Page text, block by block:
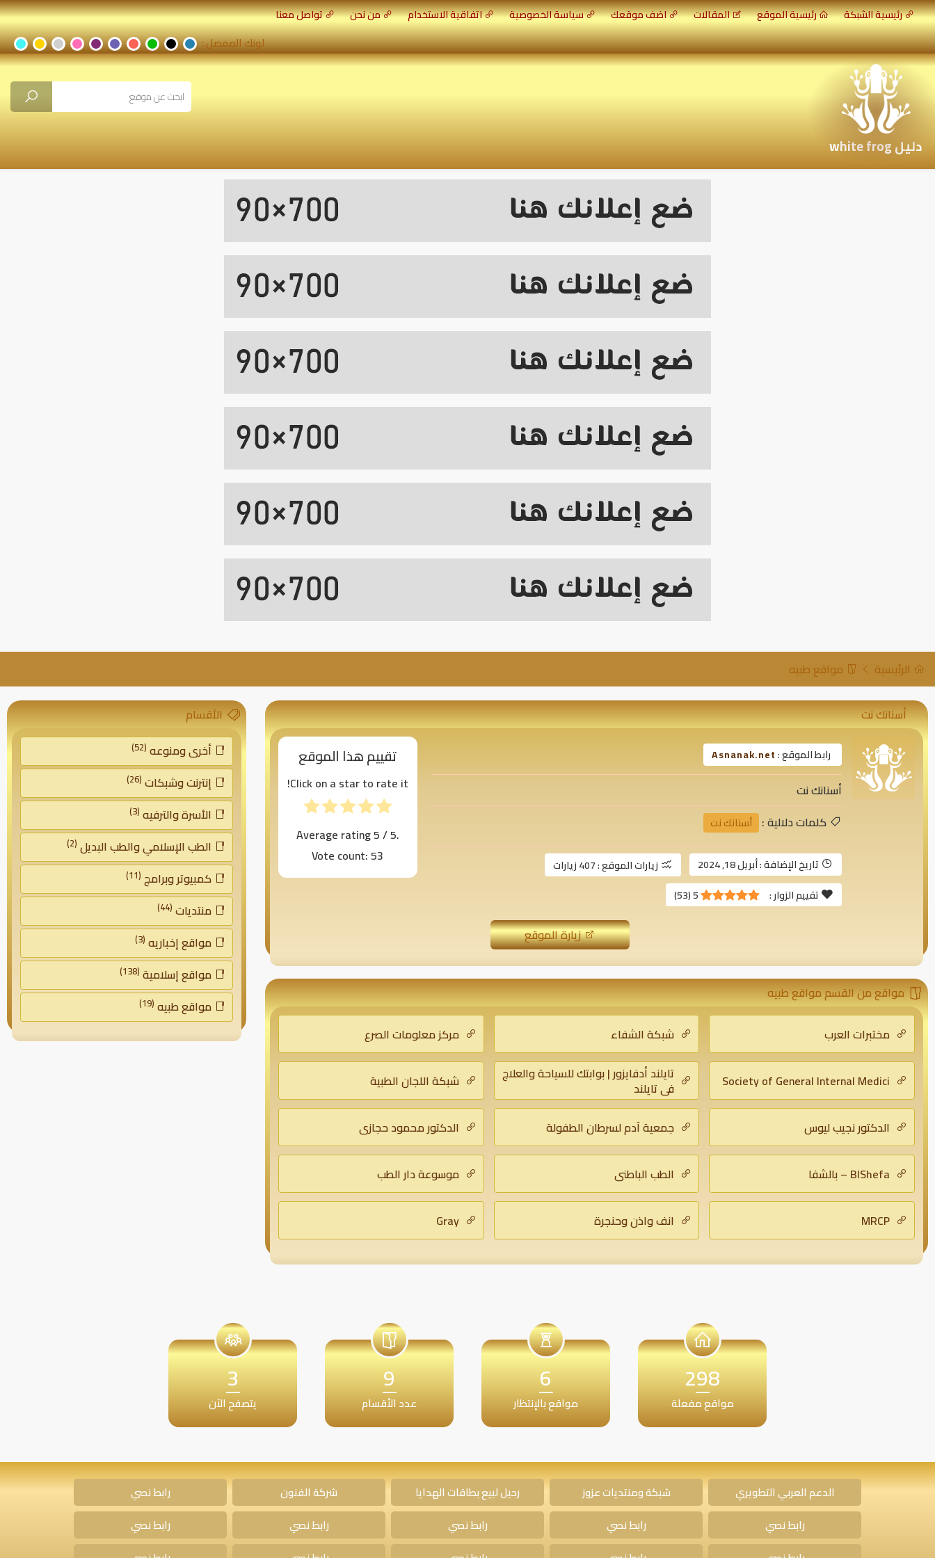
رئيسية الشبكة رئيسية الموقع المقالات اضف موقعك سياسة الخصوصية اتفاقية الاستخدام من نحن تواصل معنا
لونك المفضل :
دليل white frog
الرئيسية مواقع طبيه
أسنانك نت
رابط الموقع :Asnanak.net
أسنانك نت
كلمات دلالية : أسنانك نت
تاريخ الإضافة :أبريل 18, 2024 زيارات الموقع :407 زيارات
تقييم الزوار :
5
(
53
)
تقييم هذا الموقع
Click on a star to rate it!
Average rating5/ 5.
Vote count:53
زيارة الموقع
مواقع من القسم مواقع طبيه
مختبرات العرب
شبكة الشفاء مركز معلومات الصرع
Society of General Internal Medici تايلند أدفايزور | بوابتك للسياحة والعلاج
في تايلند شبكة اللجان الطبية
الدكتور نجيب ليوس جمعية آدم لسرطان الطفولة الدكتور محمود حجازي
BlShefa – بالشفا الطب الباطني موسوعة دار الطب
MRCP انف واذن وحنجرة Gray
الأقسام
أخرى ومنوعه (52)
إنترنت وشبكات (26)
الأسرة والترفيه (3)
الطب الإسلامي والطب البديل (2)
كمبيوتر وبرامج (11)
منتديات (44)
مواقع إخباريه (3)
مواقع إسلامية (138)
مواقع طبيه (19)
298
مواقع مفعلة
6
مواقع بالإنتظار
9
عدد الأقسام
3
يتصفح الآن
الدعم العربي التطويري شبكة ومنتديات عزوز رحيل لبيع بطاقات الهدايا شركة الفنون
رابط نصي
رابط نصي
رابط نصي رابط نصي رابط نصي
رابط نصي